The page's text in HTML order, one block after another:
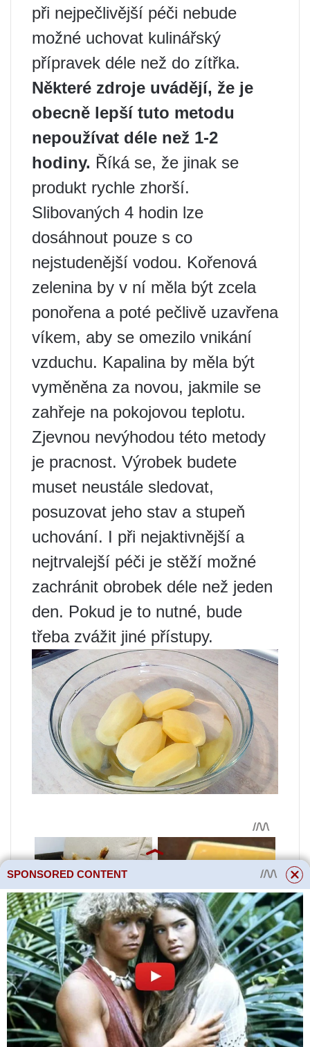
při nejpečlivější péči nebude
možné uchovat kulinářský
přípravek déle než do zítřka.
Některé zdroje uvádějí, že je
obecně lepší tuto metodu
nepoužívat déle než 1-2
hodiny. Říká se, že jinak se
produkt rychle zhorší.
Slibovaných 4 hodin lze
dosáhnout pouze s co
nejstudenější vodou. Kořenová
zelenina by v ní měla být zcela
ponořena a poté pečlivě uzavřena
víkem, aby se omezilo vnikání
vzduchu. Kapalina by měla být
vyměněna za novou, jakmile se
zahřeje na pokojovou teplotu.
Zjevnou nevýhodou této metody
je pracnost. Výrobek budete
muset neustále sledovat,
posuzovat jeho stav a stupeň
uchování. I při nejaktivnější a
nejtrvalejší péči je stěží možné
zachránit obrobek déle než jeden
den. Pokud je to nutné, bude
třeba zvážit jiné přístupy.
SPONSORED CONTENT